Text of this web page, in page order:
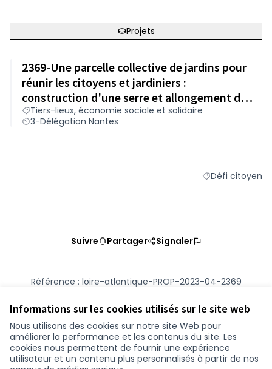
Informations sur les cookies utilisés sur le site web
Nous utilisons des cookies sur notre site Web pour
améliorer la performance et les contenus du site. Les
cookies nous permettent de fournir une expérience
utilisateur et un contenu plus personnalisés à partir de nos
Projets
2369-Une parcelle collective de jardins pour
réunir les citoyens et jardiniers :
construction d'une serre et allongement du
cabanon collectif
Tiers-lieux, économie sociale et solidaire
3-Délégation Nantes
Filtrer les
Défi citoyen
Suivre Partager Signaler
Référence : loire-atlantique-PROP-2023-04-2369
Vérifiez l'empreinte numérique
Conditions d'utilisation
Paramètres des cookies
participer.loire-atlantique.fr sur Facebook
participer.loire-atlantique.fr sur Instagram
participer.loire-atlantique.fr sur YouTube